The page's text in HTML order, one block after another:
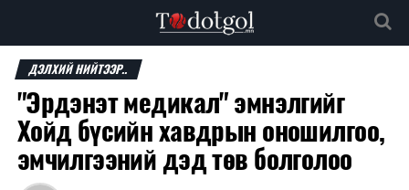
ДЭЛХИЙ НИЙТЭЭР..
"Эрдэнэт медикал" эмнэлгийг
Хойд бүсийн хавдрын оношилгоо,
эмчилгээний дэд төв болголоо